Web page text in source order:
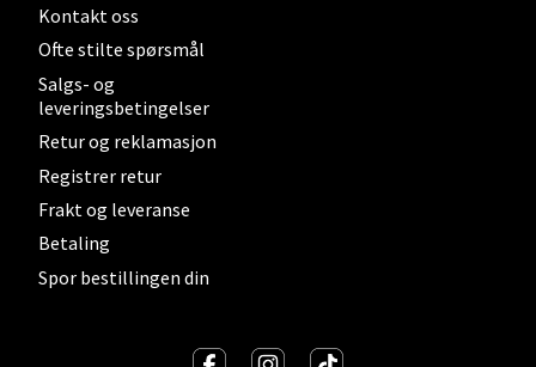
Kontakt oss
Ofte stilte spørsmål
Salgs- og
leveringsbetingelser
Retur og reklamasjon
Registrer retur
Frakt og leveranse
Betaling
Spor bestillingen din
Leirvik - Stord
Torgbakken 2, 5401 Stord
Åpent i dag 10-17
0 i butikk